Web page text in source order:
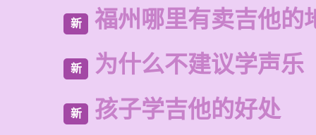
新 福州哪里有卖吉他的
新 为什么不建议学声乐
新 孩子学吉他的好处